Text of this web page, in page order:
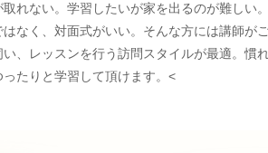
れない。学習したいが家を出るのが難しい
なく、対面式がいい。そんな方には講師が
い、レッスンを行う訪問スタイルが最適。慣
たりと学習して頂けます。<